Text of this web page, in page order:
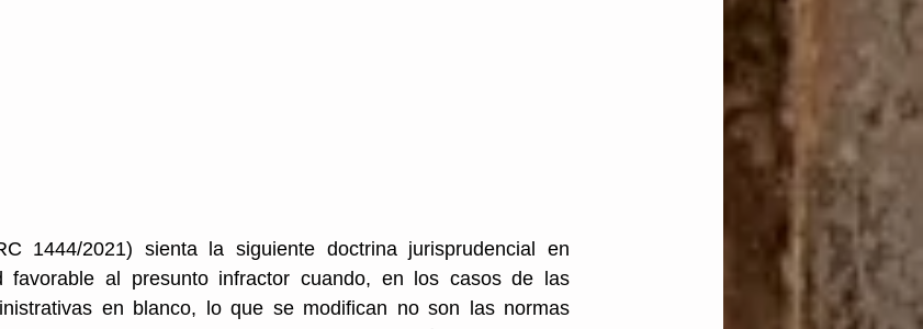
1444/2021) sienta la siguiente doctrina jurisprudencial en
favorable al presunto infractor cuando, en los casos de las
en blanco, lo que se modifican no son las normas